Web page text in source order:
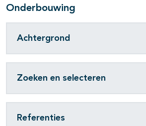
Onderbouwing
Achtergrond
Zoeken en selecteren
Referenties